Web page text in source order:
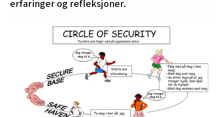
erfaringer og refleksjoner.